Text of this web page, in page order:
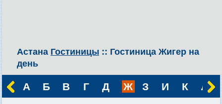
Астана Гостиницы :: Гостиница Жигер на
день
А Б В Г Д Ж З И К Л